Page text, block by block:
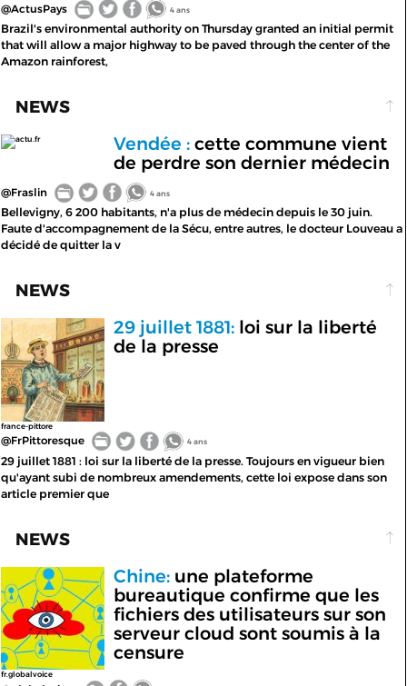
@ActusPays 4 ans
Brazil's environmental authority on Thursday granted an initial permit
that will allow a major highway to be paved through the center of the
Amazon rainforest,
NEWS
actu.fr Vendée :cette commune vient
de perdre son dernier médecin
@Fraslin 4 ans
Bellevigny, 6 200 habitants, n'a plus de médecin depuis le 30 juin.
Faute d'accompagnement de la Sécu, entre autres, le docteur Louveau a
décidé de quitter la v
NEWS
france-pittore
29 juillet 1881:loi sur la liberté
de la presse
@FrPittoresque 4 ans
29 juillet 1881 : loi sur la liberté de la presse. Toujours en vigueur bien
qu'ayant subi de nombreux amendements, cette loi expose dans son
article premier que
NEWS
fr.globalvoice
Chine:une plateforme
bureautique confirme que les
fichiers des utilisateurs sur son
serveur cloud sont soumis à la
censure